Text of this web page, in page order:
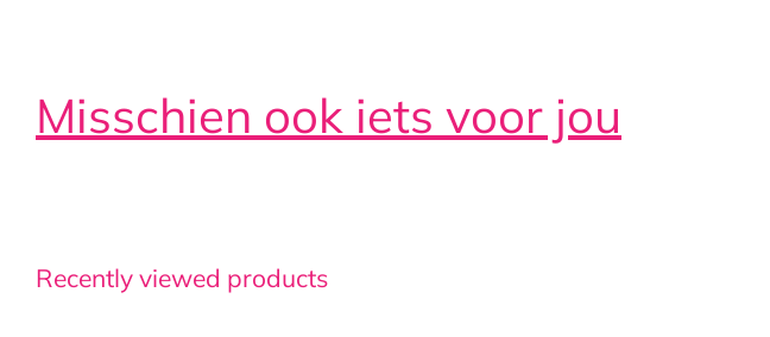
Misschien ook iets voor jou
Recently viewed products